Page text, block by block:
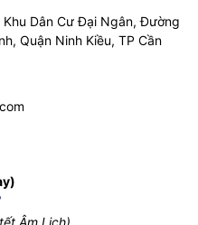
Dân Cư Đại Ngân, Đường
Quận Ninh Kiều, TP Cần